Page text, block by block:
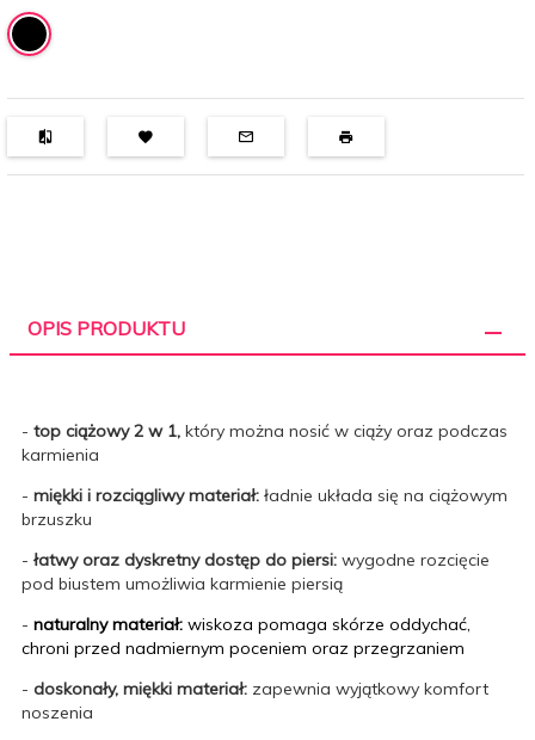
OPIS PRODUKTU
- top ciążowy 2 w 1, który można nosić w ciąży oraz podczas
karmienia
- miękki i rozciągliwy materiał: ładnie układa się na ciążowym
brzuszku
- łatwy oraz dyskretny dostęp do piersi: wygodne rozcięcie
pod biustem umożliwia karmienie piersią
- naturalny materiał: wiskoza pomaga skórze oddychać,
chroni przed nadmiernym poceniem oraz przegrzaniem
- doskonały, miękki materiał: zapewnia wyjątkowy komfort
noszenia